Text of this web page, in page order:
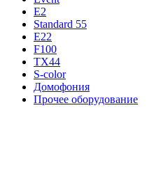
E2
Standard 55
E22
F100
TX44
S-color
Домофония
Прочее оборудование